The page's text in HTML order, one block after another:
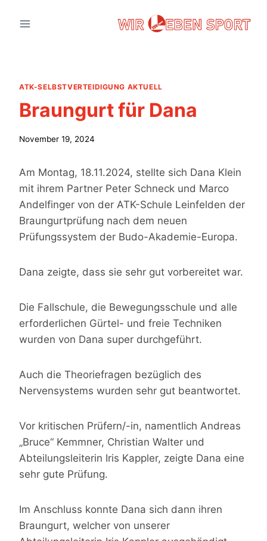
Inhalt
ATK-SELBSTVERTEIDIGUNG AKTUELL
Braungurt für Dana
November 19, 2024
Am Montag, 18.11.2024, stellte sich Dana Klein
mit ihrem Partner Peter Schneck und Marco
Andelfinger von der ATK-Schule Leinfelden der
Braungurtprüfung nach dem neuen
Prüfungssystem der Budo-Akademie-Europa.
Dana zeigte, dass sie sehr gut vorbereitet war.
Die Fallschule, die Bewegungsschule und alle
erforderlichen Gürtel- und freie Techniken
wurden von Dana super durchgeführt.
Auch die Theoriefragen bezüglich des
Nervensystems wurden sehr gut beantwortet.
Vor kritischen Prüfern/-in, namentlich Andreas
„Bruce“ Kemmner, Christian Walter und
Abteilungsleiterin Iris Kappler, zeigte Dana eine
sehr gute Prüfung.
Im Anschluss konnte Dana sich dann ihren
Braungurt, welcher von unserer